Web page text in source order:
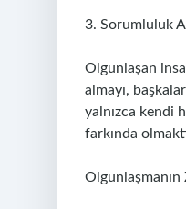
3. Sorumluluk
Olgunlaşan
almayı,
yalnızca kendi
farkında
Olgunlaşmanın